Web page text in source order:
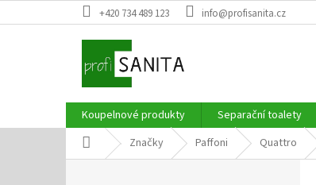
na
+420 734 489 123 info@profisanita.cz
Koupelnové produkty Separační toalety
Domů Značky Paffoni Quattro